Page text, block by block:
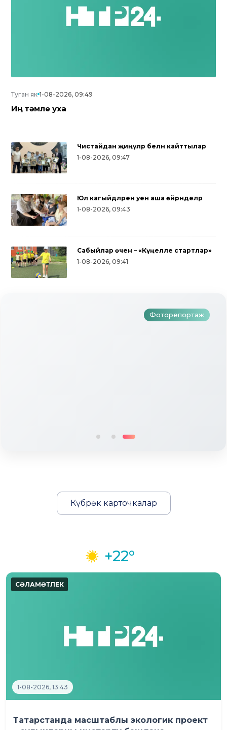
Туган як 1-08-2026, 09:49
Иң тәмле уха
Чистайдан җиңүләр белән кайттылар
1-08-2026, 09:47
Юл кагыйдәләрен уен аша өйрәнделәр
1-08-2026, 09:43
Сабыйлар өчен – «Күңелле стартлар»
1-08-2026, 09:41
Түбән Кама районында
тапкыр «Авылым
Күбрәк карточкалар
+22°
1-08-2026, 13:43
Татарстанда масштаблы экологик проект